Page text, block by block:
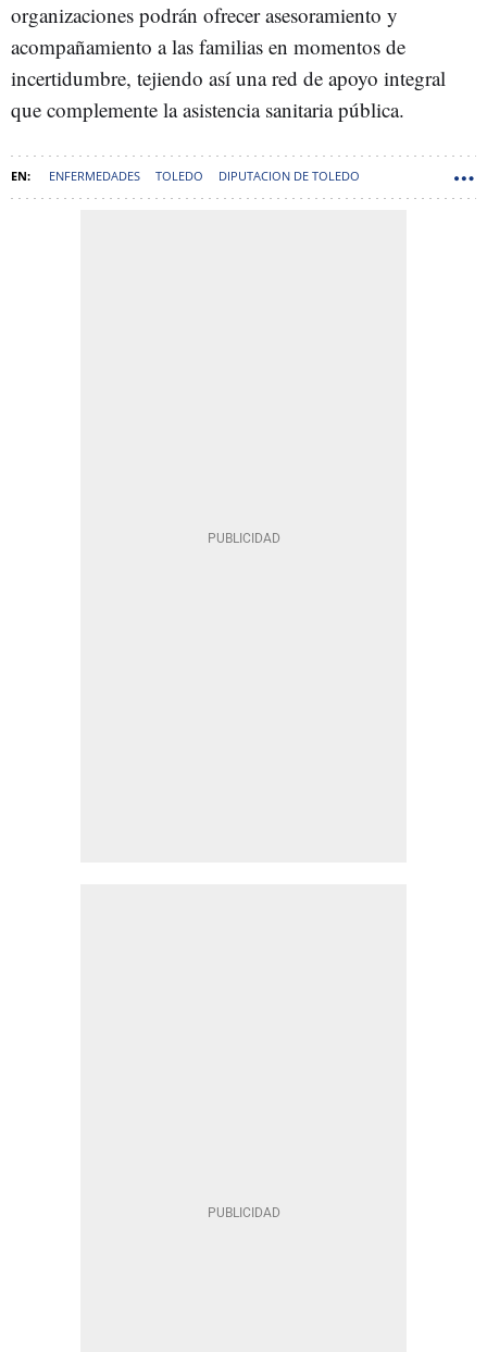
organizaciones podrán ofrecer asesoramiento y
acompañamiento a las familias en momentos de
incertidumbre, tejiendo así una red de apoyo integral
que complemente la asistencia sanitaria pública.
ENFERMEDADES TOLEDO DIPUTACION DE TOLEDO